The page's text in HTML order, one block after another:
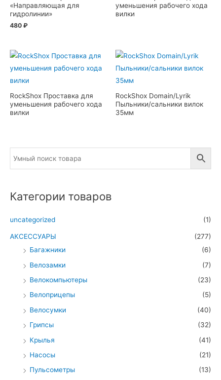
«Направляющая для
гидролинии»
480 ₽
уменьшения рабочего хода
вилки
RockShox Проставка для
уменьшения рабочего хода
вилки
RockShox Domain/Lyrik
Пыльники/сальники вилок
35мм
Категории товаров
uncategorized (1)
АКСЕССУАРЫ
(277)
Багажники
(6)
Велозамки
(7)
Велокомпьютеры
(23)
Велоприцепы
(5)
Велосумки
(40)
Грипсы
(32)
Крылья
(41)
Насосы
(21)
Пульсометры
(13)